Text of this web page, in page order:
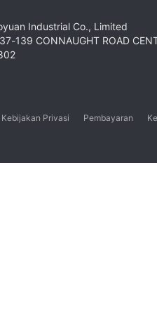
Industrial Co., Limited
139 CONNAUGHT ROAD
Kebijakan Privasi Pembayaran